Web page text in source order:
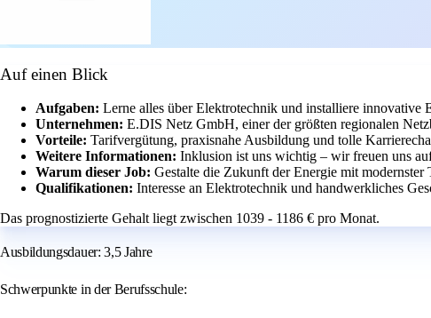
Auf einen Blick
Aufgaben: Lerne alles über Elektrotechnik und installiere innovative
Unternehmen: E.DIS Netz GmbH, einer der größten regionalen
Vorteile: Tarifvergütung, praxisnahe Ausbildung und tolle
Weitere Informationen: Inklusion ist uns wichtig – wir freuen uns
Warum dieser Job: Gestalte die Zukunft der Energie mit modernster
Qualifikationen: Interesse an Elektrotechnik und handwerkliches
Das prognostizierte Gehalt liegt zwischen 1039 - 1186 € pro Monat.
Ausbildungsdauer: 3,5 Jahre
Schwerpunkte in der Berufsschule: